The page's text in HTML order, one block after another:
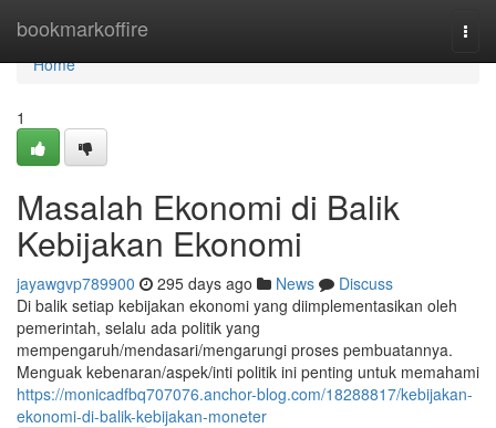
bookmarkoffire
Home
Home
1
Masalah Ekonomi di Balik
Kebijakan Ekonomi
jayawgvp789900 295 days ago News
Discuss
Di balik setiap kebijakan ekonomi yang diimplementasikan oleh
pemerintah, selalu ada politik yang
mempengaruh/mendasari/mengarungi proses pembuatannya.
Menguak kebenaran/aspek/inti politik ini penting untuk memahami
https://monicadfbq707076.anchor-blog.com/18288817/kebijakan-
ekonomi-di-balik-kebijakan-moneter